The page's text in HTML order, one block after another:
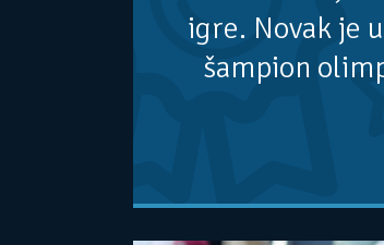
igre. Novak je
šampion